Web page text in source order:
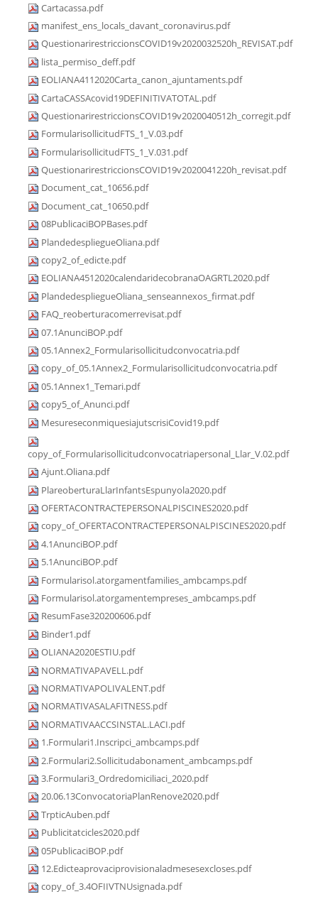
Cartacassa.pdf
manifest_ens_locals_davant_coronavirus.pdf
QuestionarirestriccionsCOVID19v2020032520h_REVISAT.pdf
lista_permiso_deff.pdf
EOLIANA4112020Carta_canon_ajuntaments.pdf
CartaCASSAcovid19DEFINITIVATOTAL.pdf
QuestionarirestriccionsCOVID19v2020040512h_corregit.pdf
FormularisollicitudFTS_1_V.03.pdf
FormularisollicitudFTS_1_V.031.pdf
QuestionarirestriccionsCOVID19v2020041220h_revisat.pdf
Document_cat_10656.pdf
Document_cat_10650.pdf
08PublicaciBOPBases.pdf
PlandedespliegueOliana.pdf
copy2_of_edicte.pdf
EOLIANA4512020calendaridecobranaOAGRTL2020.pdf
PlandedespliegueOliana_senseannexos_firmat.pdf
FAQ_reoberturacomerrevisat.pdf
07.1AnunciBOP.pdf
05.1Annex2_Formularisollicitudconvocatria.pdf
copy_of_05.1Annex2_Formularisollicitudconvocatria.pdf
05.1Annex1_Temari.pdf
copy5_of_Anunci.pdf
MesureseconmiquesiajutscrisiCovid19.pdf
copy_of_Formularisollicitudconvocatriapersonal_Llar_V.02.pdf
Ajunt.Oliana.pdf
PlareoberturaLlarInfantsEspunyola2020.pdf
OFERTACONTRACTEPERSONALPISCINES2020.pdf
copy_of_OFERTACONTRACTEPERSONALPISCINES2020.pdf
4.1AnunciBOP.pdf
5.1AnunciBOP.pdf
Formularisol.atorgamentfamilies_ambcamps.pdf
Formularisol.atorgamentempreses_ambcamps.pdf
ResumFase320200606.pdf
Binder1.pdf
OLIANA2020ESTIU.pdf
NORMATIVAPAVELL.pdf
NORMATIVAPOLIVALENT.pdf
NORMATIVASALAFITNESS.pdf
NORMATIVAACCSINSTAL.LACI.pdf
1.Formulari1.Inscripci_ambcamps.pdf
2.Formulari2.Sollicitudabonament_ambcamps.pdf
3.Formulari3_Ordredomiciliaci_2020.pdf
20.06.13ConvocatoriaPlanRenove2020.pdf
TrpticAuben.pdf
Publicitatcicles2020.pdf
05PublicaciBOP.pdf
12.Edicteaprovaciprovisionaladmesesexcloses.pdf
copy_of_3.4OFIIVTNUsignada.pdf